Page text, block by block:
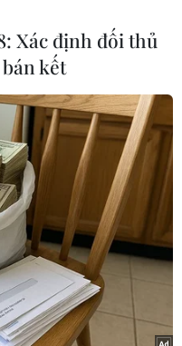
thông tin đáng
sở an ninh nội địa”
mục tiêu
Đông để tránh bị
quân sự cho
Xác định đối thủ
kết